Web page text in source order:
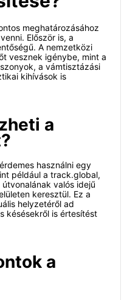
meghatározásához
Először is, a
A nemzetközi
vesznek igénybe, mint a
a vámtisztázási
kihívások is
a
használni egy
például a track.global,
valós idejű
keresztül. Ez a
helyzetéről ad
késésekről is értesítést
a